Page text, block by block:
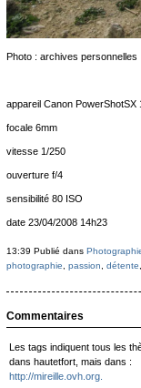
Photo : archives personnelles
appareil Canon PowerShotSX
focale 6mm
vitesse 1/250
ouverture f/4
sensibilité 80 ISO
date 23/04/2008 14h23
13:39 Publié dans
photographie
passion détente
Commentaires
Les tags indiquent tous les
dans hautetfort, mais dans :
http://mireille.ovh.org.